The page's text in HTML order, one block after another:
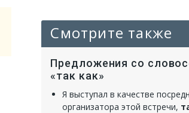
Смотрите также
Предложения со
«так как»
Я выступал в качестве
организатора этой встречи,